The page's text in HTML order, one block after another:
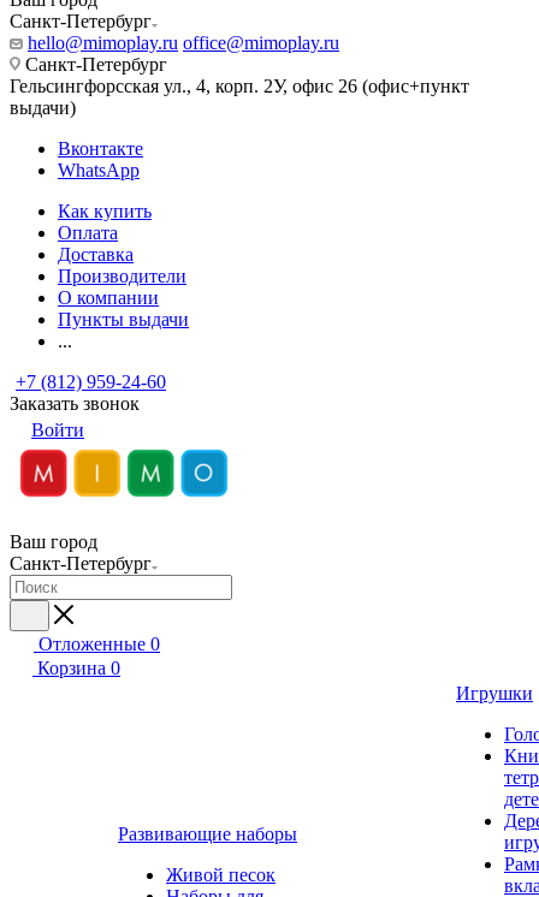
Санкт-Петербург
hello@mimoplay.ru office@mimoplay.ru
Санкт-Петербург
Гельсингфорсская ул., 4, корп. 2У, офис 26 (офис+пункт
выдачи)
Вконтакте
WhatsApp
Как купить
Оплата
Доставка
Производители
О компании
Пункты выдачи
...
+7 (812) 959-24-60
Заказать звонок
Войти
Ваш город
Санкт-Петербург
Отложенные 0
Корзина 0
Развивающие наборы
Живой песок
Игрушки